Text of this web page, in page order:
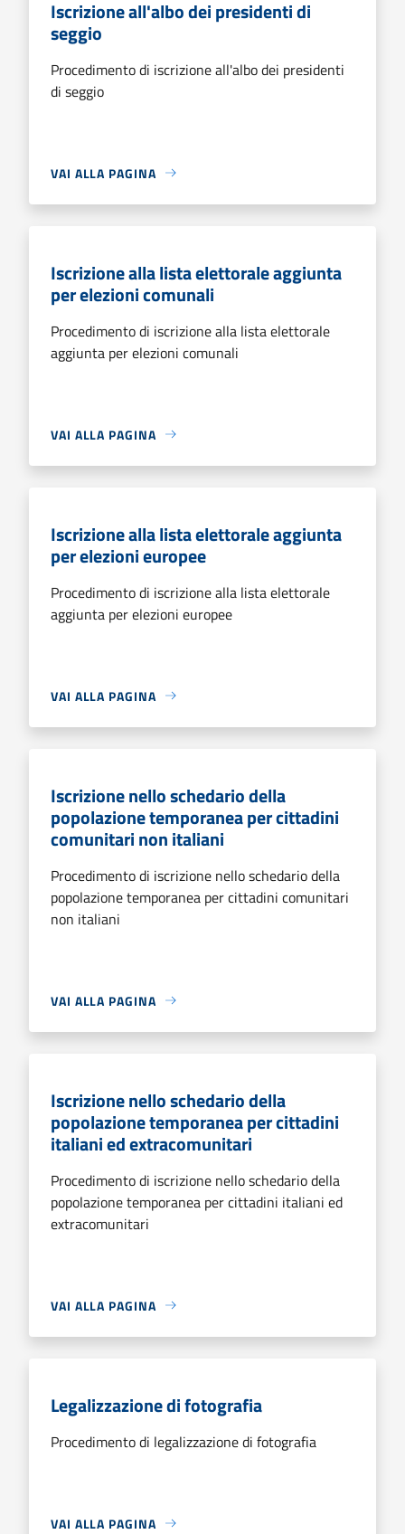
Iscrizione all'albo dei presidenti di
seggio
Procedimento di iscrizione all'albo dei presidenti
di seggio
VAI ALLA PAGINA
Iscrizione alla lista elettorale aggiunta
per elezioni comunali
Procedimento di iscrizione alla lista elettorale
aggiunta per elezioni comunali
VAI ALLA PAGINA
Iscrizione alla lista elettorale aggiunta
per elezioni europee
Procedimento di iscrizione alla lista elettorale
aggiunta per elezioni europee
VAI ALLA PAGINA
Iscrizione nello schedario della
popolazione temporanea per cittadini
comunitari non italiani
Procedimento di iscrizione nello schedario della
popolazione temporanea per cittadini comunitari
non italiani
VAI ALLA PAGINA
Iscrizione nello schedario della
popolazione temporanea per cittadini
italiani ed extracomunitari
Procedimento di iscrizione nello schedario della
popolazione temporanea per cittadini italiani ed
extracomunitari
VAI ALLA PAGINA
Legalizzazione di fotografia
Procedimento di legalizzazione di fotografia
VAI ALLA PAGINA